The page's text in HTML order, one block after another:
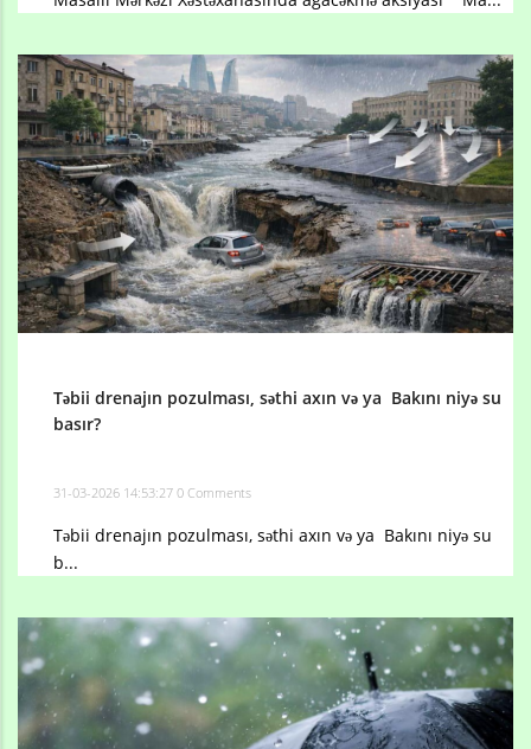
Təbii drenajın pozulması, səthi axın və ya Bakını niyə su
basır?
31-03-2026 14:53:27 0 Comments
Təbii drenajın pozulması, səthi axın və ya Bakını niyə su
b...